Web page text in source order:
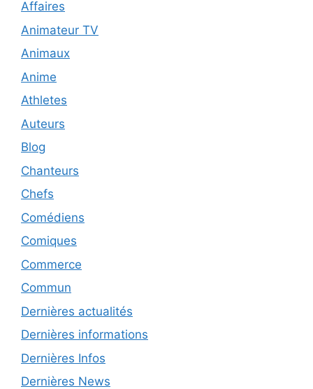
Affaires
Animateur TV
Animaux
Anime
Athletes
Auteurs
Blog
Chanteurs
Chefs
Comédiens
Comiques
Commerce
Commun
Dernières actualités
Dernières informations
Dernières Infos
Dernières News